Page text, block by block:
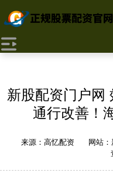
新股配资门户网
通行改善！
来源：高忆配资 网站